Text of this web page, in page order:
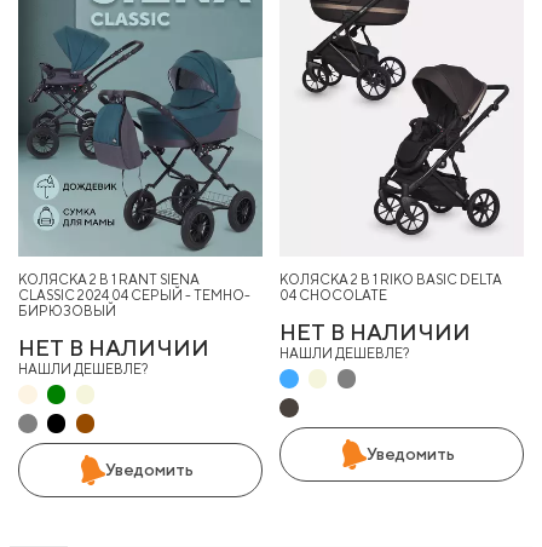
КОЛЯСКА 2 В 1 RANT SIENA
CLASSIC 2024 04 СЕРЫЙ - ТЕМНО-
БИРЮЗОВЫЙ
НЕТ В НАЛИЧИИ
НАШЛИ ДЕШЕВЛЕ?
Уведомить
КОЛЯСКА 2 В 1 RIKO BASIC DELTA
04 CHOCOLATE
НЕТ В НАЛИЧИИ
НАШЛИ ДЕШЕВЛЕ?
Уведомить